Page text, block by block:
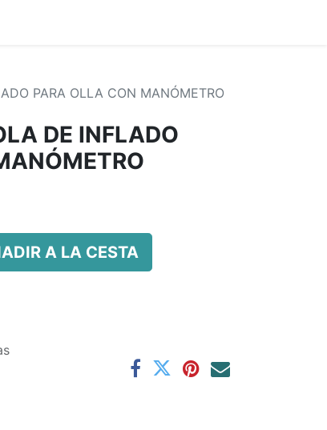
PARA OLLA CON MANÓMETRO
DE INFLADO
A LA CESTA